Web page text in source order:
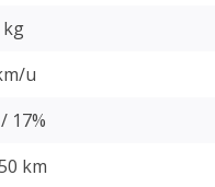
kg
u
17%
km